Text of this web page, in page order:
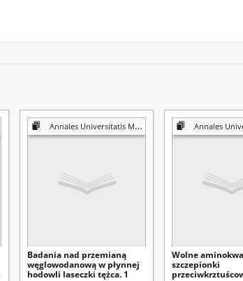
Annales Universitatis Mariae Curie-Skłodowska. Sectio D, Medicina
Badania nad przemianą
węglowodanową w płynnej
hodowli laseczki tężca. 1
Annales Universitatis Mariae Curie-
Wolne
szczepionki